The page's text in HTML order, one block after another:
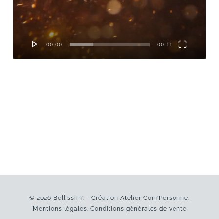
00:00 00:11
© 2026 Bellissim'. - Création Atelier Com'Personne.
Mentions légales. Conditions générales de vente